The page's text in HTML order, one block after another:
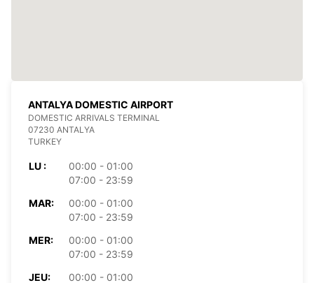
ANTALYA DOMESTIC AIRPORT
DOMESTIC ARRIVALS TERMINAL
07230 ANTALYA
TURKEY
LU :
00:00 - 01:00
07:00 - 23:59
MAR:
00:00 - 01:00
07:00 - 23:59
MER:
00:00 - 01:00
07:00 - 23:59
JEU:
00:00 - 01:00